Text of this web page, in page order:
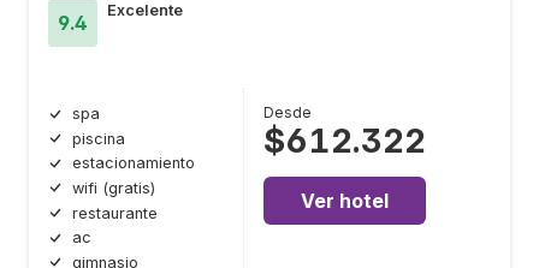
9.4
Excelente
spa
piscina
estacionamiento
wifi (gratis)
restaurante
ac
gimnasio
Desde
$612.322
Ver hotel